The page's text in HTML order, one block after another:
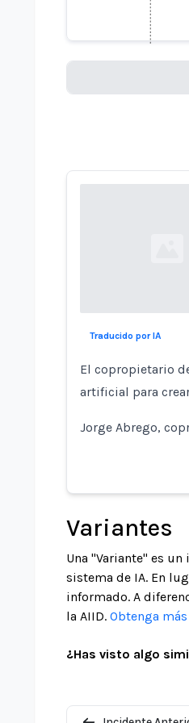
Traducido por IA
El copropietario
artificial para
Jorge Abrego,
Variantes
Una "Variante" es
sistema de IA. En
informado. A
la AIID. Obtenga
¿Has visto algo